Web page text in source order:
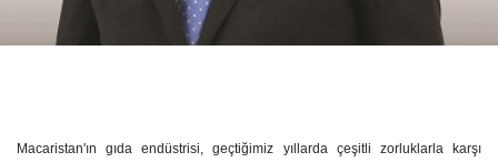
Macaristan'ın gıda endüstrisi, geçtiğimiz yıllarda çeşitli zorluklarla karşı